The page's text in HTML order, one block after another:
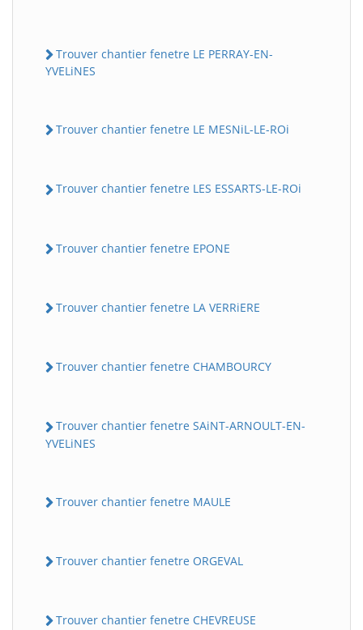
Trouver chantier fenetre LE PERRAY-EN-
YVELiNES
Trouver chantier fenetre LE MESNiL-LE-ROi
Trouver chantier fenetre LES ESSARTS-LE-ROi
Trouver chantier fenetre EPONE
Trouver chantier fenetre LA VERRiERE
Trouver chantier fenetre CHAMBOURCY
Trouver chantier fenetre SAiNT-ARNOULT-EN-
YVELiNES
Trouver chantier fenetre MAULE
Trouver chantier fenetre ORGEVAL
Trouver chantier fenetre CHEVREUSE